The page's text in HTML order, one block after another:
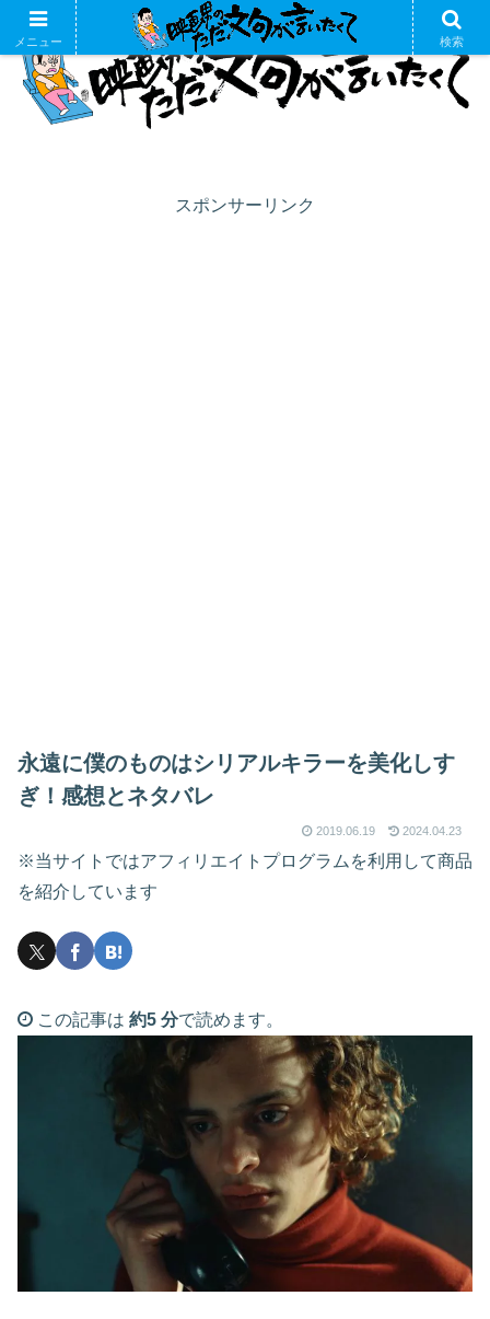
スポンサーリンク
永遠に僕のものはシリアルキラーを美化しす
ぎ！感想とネタバレ
2019.06.19 2024.04.23
※当サイトではアフィリエイトプログラムを利用して商品
を紹介しています
この記事は 約5 分で読めます。
メニュー 検索